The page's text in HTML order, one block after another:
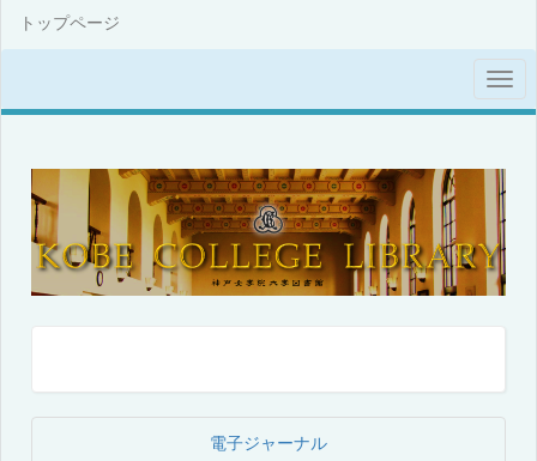
トップページ
電子ジャーナル